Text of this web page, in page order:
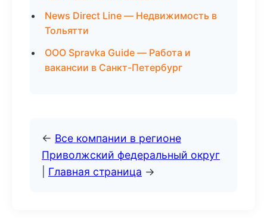
News Direct Line — Недвижимость в
Тольятти
ООО Spravka Guide — Работа и
вакансии в Санкт-Петербург
← Все компании в регионе
Приволжский федеральный округ
Главная страница →